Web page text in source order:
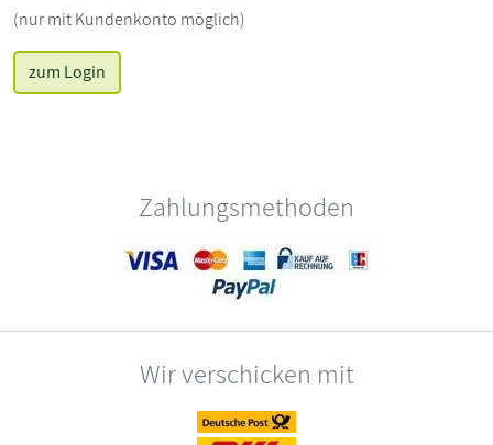
(nur mit Kundenkonto möglich)
zum Login
Zahlungsmethoden
Wir verschicken mit